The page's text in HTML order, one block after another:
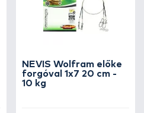
NEVIS Wolfram előke
forgóval 1x7 20 cm -
10 kg